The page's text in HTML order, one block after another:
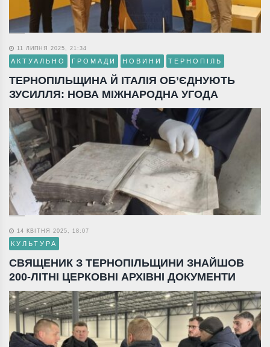
11 ЛИПНЯ 2025, 21:34
АКТУАЛЬНО ГРОМАДИ НОВИНИ ТЕРНОПІЛЬ
ТЕРНОПІЛЬЩИНА Й ІТАЛІЯ ОБ’ЄДНУЮТЬ
ЗУСИЛЛЯ: НОВА МІЖНАРОДНА УГОДА
14 КВІТНЯ 2025, 18:07
КУЛЬТУРА
СВЯЩЕНИК З ТЕРНОПІЛЬЩИНИ ЗНАЙШОВ
200-ЛІТНІ ЦЕРКОВНІ АРХІВНІ ДОКУМЕНТИ